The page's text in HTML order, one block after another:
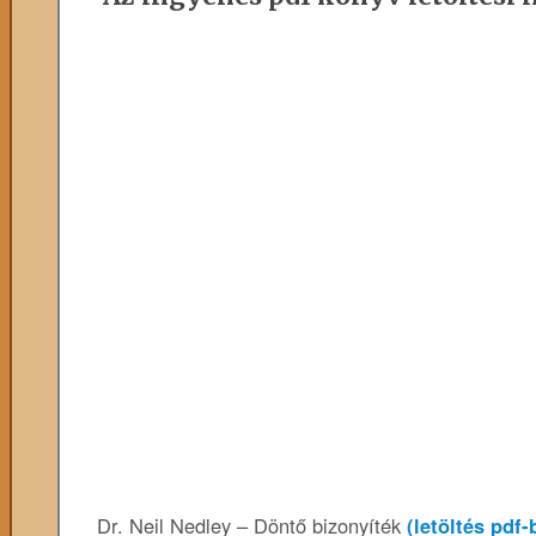
Dr. Neil Nedley – Döntő bizonyíték (letöltés pdf-